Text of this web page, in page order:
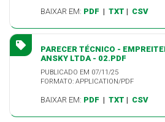
BAIXAR EM: PDF | TXT | CSV
PARECER TÉCNICO -
ANSKY LTDA - 02.PDF
PUBLICADO EM 07/11/25
FORMATO: APPLICATION/PDF
BAIXAR EM: PDF | TXT | CSV